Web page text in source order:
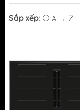
Sắp xếp: A → Z